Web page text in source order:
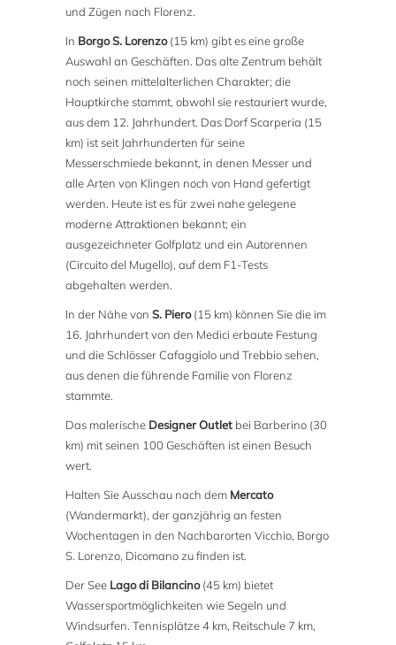
und Zügen nach Florenz.
In Borgo S. Lorenzo(15 km) gibt es eine große
Auswahl an Geschäften. Das alte Zentrum behält
noch seinen mittelalterlichen Charakter; die
Hauptkirche stammt, obwohl sie restauriert wurde,
aus dem 12. Jahrhundert. Das Dorf Scarperia (15
km) ist seit Jahrhunderten für seine
Messerschmiede bekannt, in denen Messer und
alle Arten von Klingen noch von Hand gefertigt
werden. Heute ist es für zwei nahe gelegene
moderne Attraktionen bekannt; ein
ausgezeichneter Golfplatz und ein Autorennen
(Circuito del Mugello), auf dem F1-Tests
abgehalten werden.
In der Nähe vonS. Piero(15 km) können Sie die im
16. Jahrhundert von den Medici erbaute Festung
und die Schlösser Cafaggiolo und Trebbio sehen,
aus denen die führende Familie von Florenz
stammte.
Das malerische Designer Outlet bei Barberino (30
km) mit seinen 100 Geschäften ist einen Besuch
wert.
Halten Sie Ausschau nach dem Mercato
(Wandermarkt), der ganzjährig an festen
Wochentagen in den Nachbarorten Vicchio, Borgo
S. Lorenzo, Dicomano zu finden ist.
Der See Lago di Bilancino(45 km) bietet
Wassersportmöglichkeiten wie Segeln und
Windsurfen. Tennisplätze 4 km, Reitschule 7 km,